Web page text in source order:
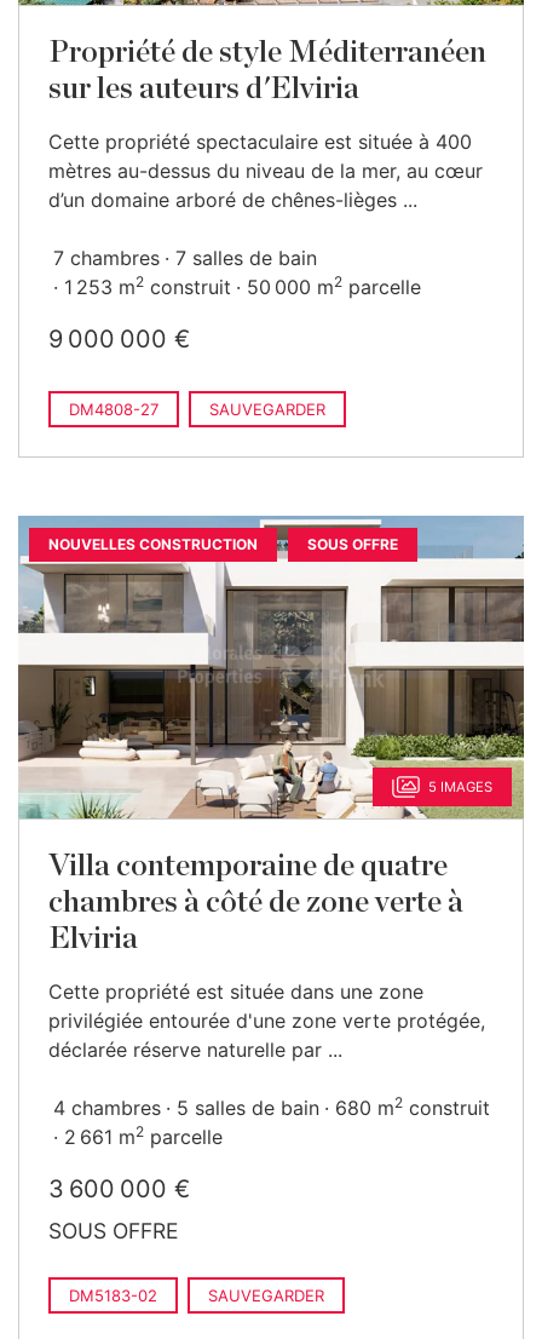
Propriété de style Méditerranéen
sur les auteurs d'Elviria
Cette propriété spectaculaire est située à 400
mètres au-dessus du niveau de la mer, au cœur
d’un domaine arboré de chênes-lièges ...
7 chambres
7 salles de bain
1 253 m2 construit 50 000 m2 parcelle
9 000 000 €
DM4808-27 SAUVEGARDER
NOUVELLES CONSTRUCTION SOUS OFFRE
5 IMAGES
Villa contemporaine de quatre
chambres à côté de zone verte à
Elviria
Cette propriété est située dans une zone
privilégiée entourée d'une zone verte protégée,
déclarée réserve naturelle par ...
4 chambres 5 salles de bain 680 m2 construit
2 661 m2 parcelle
3 600 000 €
SOUS OFFRE
DM5183-02 SAUVEGARDER